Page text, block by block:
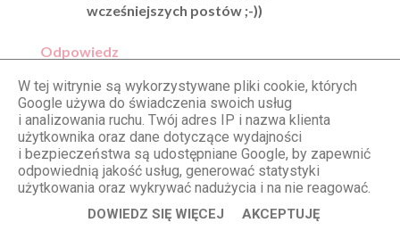
wcześniejszych postów ;-))
Odpowiedz
Anonimowy
11.11.2018, 13:12
Mam znacznie mniej lat od Ciebie i nie
wyszlabym na miasto w tak krotkiej spodnicy,
troche umiaru Ola ;)
W tej witrynie są wykorzystywane pliki cookie, których
Google używa do świadczenia swoich usług
i analizowania ruchu. Twój adres IP i nazwa klienta
użytkownika oraz dane dotyczące wydajności
i bezpieczeństwa są udostępniane Google, by zapewnić
odpowiednią jakość usług, generować statystyki
użytkowania oraz wykrywać nadużycia i na nie reagować.
DOWIEDZ SIĘ WIĘCEJ AKCEPTUJĘ